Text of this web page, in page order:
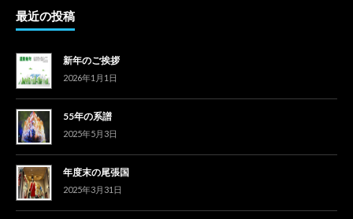
最近の投稿
新年のご挨拶
2026年1月1日
55年の系譜
2025年5月3日
年度末の尾張国
2025年3月31日